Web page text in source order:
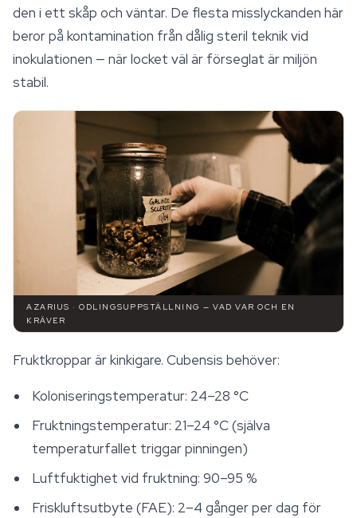
den i ett skåp och väntar. De flesta misslyckanden här
beror på kontamination från dålig steril teknik vid
inokulationen — när locket väl är förseglat är miljön
stabil.
AZARIUS · ODLINGSUPPSTÄLLNING — VAD VAR OCH EN
KRÄVER
Fruktkroppar är kinkigare. Cubensis behöver:
Koloniseringstemperatur: 24–28 °C
Fruktningstemperatur: 21–24 °C (själva
temperaturfallet triggar pinningen)
Luftfuktighet vid fruktning: 90–95 %
Friskluftsutbyte (FAE): 2–4 gånger per dag för